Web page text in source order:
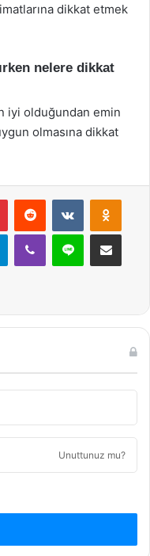
dikkat etmek
nelere dikkat
iyi olduğundan emin
olmasına dikkat
PinterestReddit VKontakte
TelegramViber Line E-Posta ile
Unuttunuz mu?